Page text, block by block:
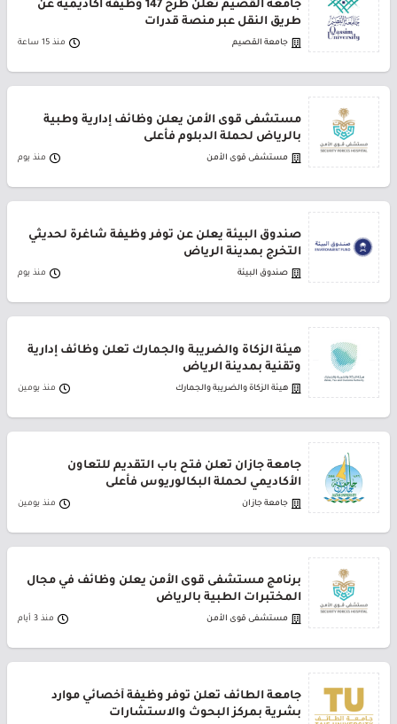
جامعة القصيم تعلن طرح 147 وظيفة أكاديمية عن
طريق النقل عبر منصة قدرات
جامعة القصيم منذ 15 ساعة
مستشفى قوى الأمن يعلن وظائف إدارية وطبية
بالرياض لحملة الدبلوم فأعلى
مستشفى قوى الأمن منذ يوم
صندوق البيئة يعلن عن توفر وظيفة شاغرة لحديثي
التخرج بمدينة الرياض
صندوق البيئة منذ يوم
هيئة الزكاة والضريبة والجمارك تعلن وظائف إدارية
وتقنية بمدينة الرياض
هيئة الزكاة والضريبة والجمارك منذ يومين
جامعة جازان تعلن فتح باب التقديم للتعاون
الأكاديمي لحملة البكالوريوس فأعلى
جامعة جازان منذ يومين
برنامج مستشفى قوى الأمن يعلن وظائف في مجال
المختبرات الطبية بالرياض
مستشفى قوى الأمن منذ 3 أيام
جامعة الطائف تعلن توفر وظيفة أخصائي موارد
بشرية بمركز البحوث والاستشارات